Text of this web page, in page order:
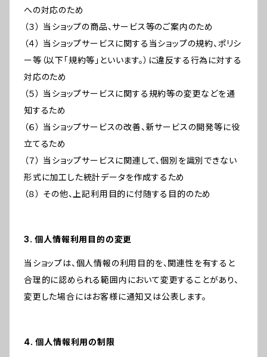
への対応のため
（３） 当ショップの商品、サービス等のご案内のため
（４） 当ショップサービスに関する当ショップの規約、ポリシ
ー等（以下「規約等」といいます。）に違反する行為に対する
対応のため
（５） 当ショップサービスに関する規約等の変更などを通
知するため
（６） 当ショップサービスの改善、新サービスの開発等に役
立てるため
（７） 当ショップサービスに関連して、個別を識別できない
形式に加工した統計データを作成するため
（８） その他、上記利用目的に付随する目的のため
3. 個人情報利用目的の変更
当ショップは、個人情報の利用目的を、関連性を有すると
合理的に認められる範囲内において変更することがあり、
変更した場合にはお客様に通知又は公表します。
4. 個人情報利用の制限